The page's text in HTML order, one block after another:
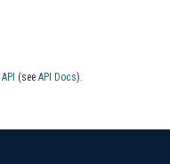
API (see API Docs).